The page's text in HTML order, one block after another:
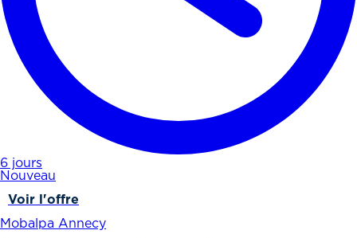
6 jours
Nouveau
Voir l'offre
Mobalpa Annecy